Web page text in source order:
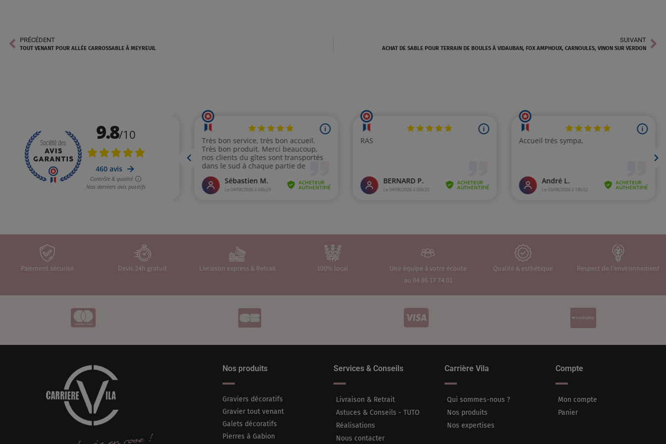
PRÉCÉDENT
TOUT VENANT POUR ALLÉE CARROSSABLE À MEYREUIL
SUIVANT
ACHAT DE SABLE POUR TERRAIN DE BOULES À VIDAUBAN, FOX AMPHOUX, CARNOULES, VINON SUR VERDON
Paiement sécurisé Devis 24h gratuit Livraison express & Retrait 100% local
Une équipe à votre écoute
au 04 86 17 74 01
Qualité & esthétique Respect de l'environnement
Nos produits
Graviers décoratifs
Gravier tout venant
Galets décoratifs
Pierres à Gabion
Services & Conseils
Livraison & Retrait
Astuces & Conseils - TUTO
Réalisations
Nous contacter
Carrière Vila
Qui sommes-nous ?
Nos produits
Nos expertises
Compte
Mon compte
Panier